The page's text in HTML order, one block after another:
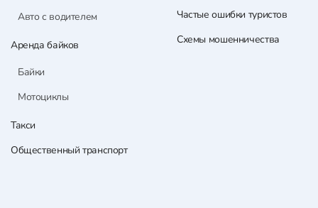
Авто с водителем
Аренда байков
Байки
Мотоциклы
Такси
Общественный транспорт
Частые ошибки туристов
Схемы мошенничества